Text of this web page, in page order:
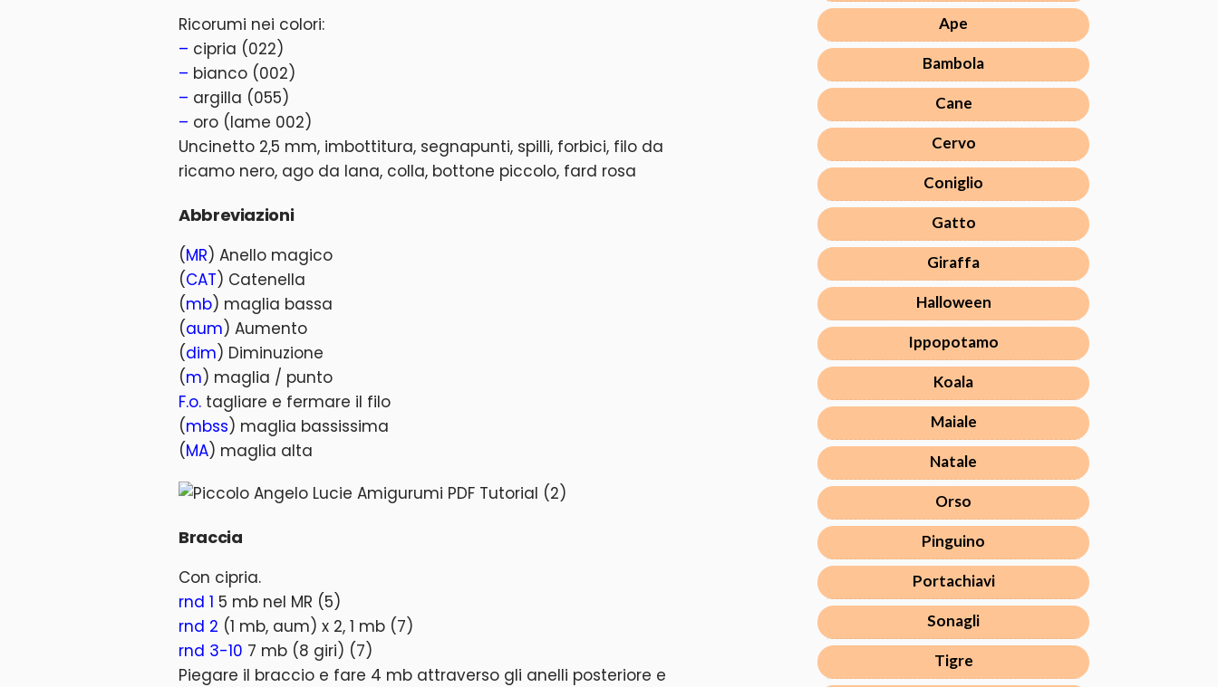
Ricorumi nei colori:
– cipria (022)
– bianco (002)
– argilla (055)
– oro (lame 002)
Uncinetto 2,5 mm, imbottitura, segnapunti, spilli, forbici, filo da
ricamo nero, ago da lana, colla, bottone piccolo, fard rosa
Abbreviazioni
(MR) Anello magico
(CAT) Catenella
(mb) maglia bassa
(aum) Aumento
(dim) Diminuzione
(m) maglia / punto
F.o. tagliare e fermare il filo
(mbss) maglia bassissima
(MA) maglia alta
Braccia
Con cipria.
rnd 1 5 mb nel MR (5)
rnd 2 (1 mb, aum) x 2, 1 mb (7)
rnd 3-10 7 mb (8 giri) (7)
Piegare il braccio e fare 4 mb attraverso gli anelli posteriore e
Ape
Bambola
Cane
Cervo
Coniglio
Gatto
Giraffa
Halloween
Ippopotamo
Koala
Maiale
Natale
Orso
Pinguino
Portachiavi
Sonagli
Tigre